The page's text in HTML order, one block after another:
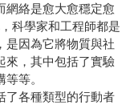
絡是愈大愈穩定愈
科學家和工程師都是
是因為它將物質與社
來，其中包括了實驗
等。
各種類型的行動者